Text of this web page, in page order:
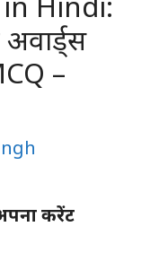
–
करेंट